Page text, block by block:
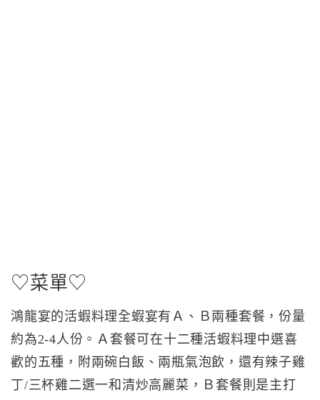
♡菜單♡
鴻龍宴的活蝦料理全蝦宴有Ａ、Ｂ兩種套餐，份量
約為2-4人份。Ａ套餐可在十二種活蝦料理中選喜
歡的五種，附兩碗白飯、兩瓶氣泡飲，還有辣子雞
丁/三杯雞二選一和清炒高麗菜，Ｂ套餐則是主打